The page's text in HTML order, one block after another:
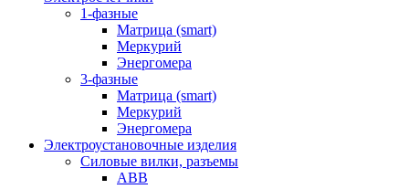
1-фазные
Матрица (smart)
Меркурий
Энергомера
3-фазные
Матрица (smart)
Меркурий
Энергомера
Электроустановочные изделия
Силовые вилки, разъемы
ABB